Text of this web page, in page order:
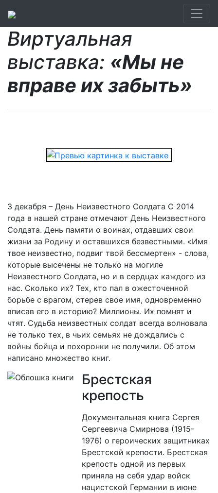
Виртуальная
выставка: «Мы не
вправе их забыть»
3 декабря – День Неизвестного Солдата С 2014
года в нашей стране отмечают День Неизвестного
Солдата. День памяти о воинах, отдавших свои
жизни за Родину и оставшихся безвестными. «Имя
твое неизвестно, подвиг твой бессмертен» - слова,
которые высечены не только на могиле
Неизвестного Солдата, но и в сердцах каждого из
нас. Сколько их? Тех, кто пал в ожесточенной
борьбе с врагом, стерев свое имя, одновременно
вписав его в историю? Миллионы. Их помнят и
чтят. Судьба неизвестных солдат всегда волновала
не только тех, в чьих семьях не дождались с
войны бойца и похоронки не получили. Об этом
написано множество книг.
Брестская
крепость
Документальная книга Сергея
Сергеевича Смирнова (1915-
1976) о героических защитниках
Брестской крепости. Брестская
крепость одной из первых
приняла на себя удар войск
нацистской Германии в июне